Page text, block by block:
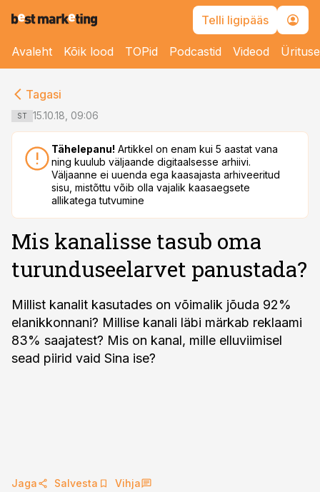
Telli ligipääs
Avaleht Kõik lood TOPid Podcastid Videod
Tagasi
ST 15.10.18, 09:06
Tähelepanu! Artikkel on enam kui 5 aastat vana
ning kuulub väljaande digitaalsesse arhiivi.
Väljaanne ei uuenda ega kaasajasta arhiveeritud
sisu, mistõttu võib olla vajalik kaasaegsete
allikatega tutvumine
Mis kanalisse tasub oma
turunduseelarvet panustada?
Millist kanalit kasutades on võimalik jõuda 92%
elanikkonnani? Millise kanali läbi märkab reklaami
83% saajatest? Mis on kanal, mille elluviimisel
sead piirid vaid Sina ise?
Jaga Salvesta Vihja